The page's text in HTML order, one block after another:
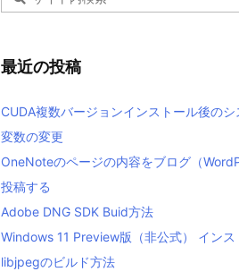
最近の投稿
CUDA複数バージョンインストール後のシ
変数の変更
OneNoteのページの内容をブログ（
投稿する
Adobe DNG SDK Buid方法
Windows 11 Preview版（非公式） インス
libjpegのビルド方法